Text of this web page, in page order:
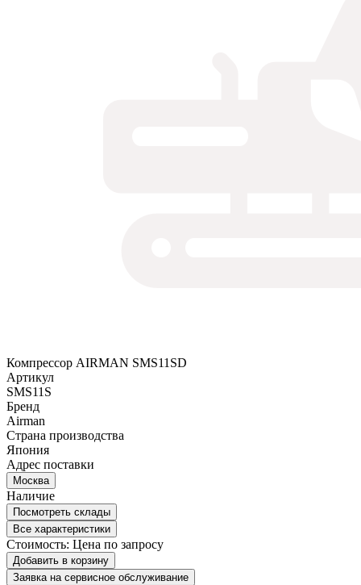
Компрессор AIRMAN SMS11SD
Артикул
SMS11S
Бренд
Airman
Страна производства
Япония
Адрес поставки
Москва
Наличие
Посмотреть склады
Все характеристики
Стоимость: Цена по запросу
Добавить в корзину
Заявка на сервисное обслуживание